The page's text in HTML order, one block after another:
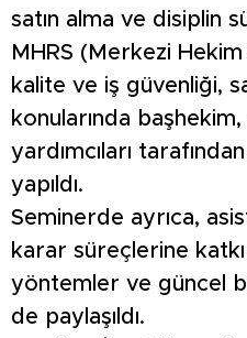
satın alma ve disiplin
MHRS (Merkezi
kalite ve iş güvenliği,
konularında
yardımcıları
yapıldı.
Seminerde ayrıca,
karar süreçlerine
yöntemler ve güncel
de paylaşıldı.